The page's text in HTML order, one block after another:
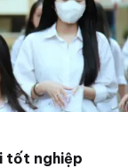
tốt nghiệp